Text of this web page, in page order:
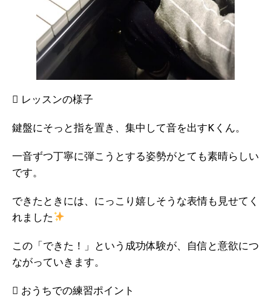
 レッスンの様子
鍵盤にそっと指を置き、集中して音を出すKくん。
一音ずつ丁寧に弾こうとする姿勢がとても素晴らしい
です。
できたときには、にっこり嬉しそうな表情も見せてく
れました
この「できた！」という成功体験が、自信と意欲につ
ながっていきます。
 おうちでの練習ポイント